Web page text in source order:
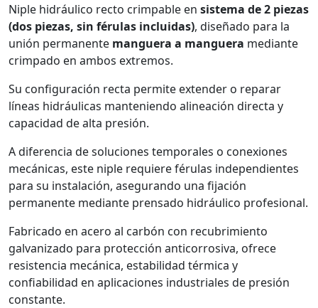
Niple hidráulico recto crimpable en sistema de 2 piezas
(dos piezas, sin férulas incluidas), diseñado para la
unión permanente manguera a manguera mediante
crimpado en ambos extremos.
Su configuración recta permite extender o reparar
líneas hidráulicas manteniendo alineación directa y
capacidad de alta presión.
A diferencia de soluciones temporales o conexiones
mecánicas, este niple requiere férulas independientes
para su instalación, asegurando una fijación
permanente mediante prensado hidráulico profesional.
Fabricado en acero al carbón con recubrimiento
galvanizado para protección anticorrosiva, ofrece
resistencia mecánica, estabilidad térmica y
confiabilidad en aplicaciones industriales de presión
constante.